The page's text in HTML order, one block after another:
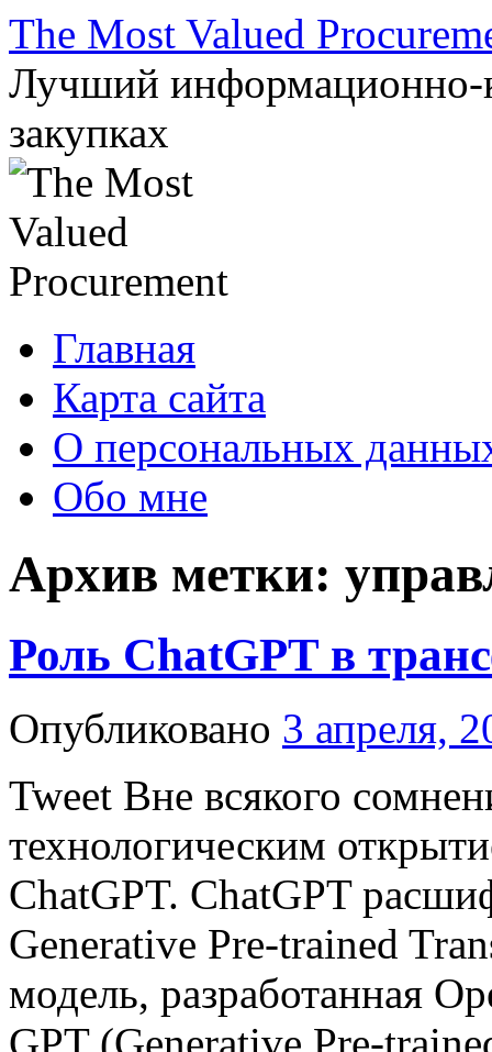
Перейти
содержимому
The Most Valued
Лучший информационно-
закупках
Главная
Карта сайта
О персональных
Обо мне
Архив метки:
Роль ChatGPT в
Опубликовано 3 апреля,
Tweet Вне всякого
технологическим
СhatGPT. ChatGPT
Generative Pre-trained
модель, разработанная
GPT (Generative Pre-